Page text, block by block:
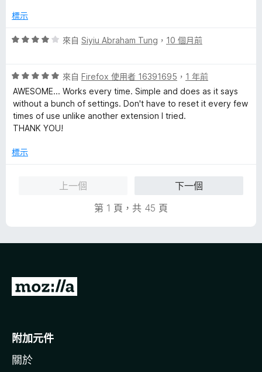
5
，
分
標示
評
分
，
滿
分
5
來自 Siyiu Abraham Tung ， 10 個月前
評
價
5
分
，
分
來自 Firefox 使用者 16391695 ， 1 年前
AWESOME... Works every time. Simple and does as it says
without a bunch of settings. Don't have to reset it every few
times of use unlike another extension I tried.
THANK YOU!
標示
上一個
下一個
第 1 頁，共 45 頁
前
o
i
附加元件
關於